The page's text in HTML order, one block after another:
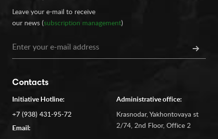
Leave your e-mail to receive
our news (subscription management)
Contacts
Initiative Hotline:
+7 (938) 431-95-72
Email:
Administrative office:
Krasnodar, Yakhontovaya st
2/74, 2nd Floor, Office 2